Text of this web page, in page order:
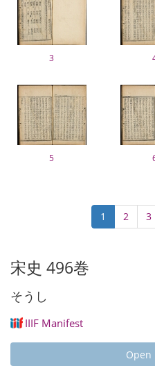
3
5
Current
page
1 Page
2 3
宋史 496巻
そうし
IIIF Manifest
Open